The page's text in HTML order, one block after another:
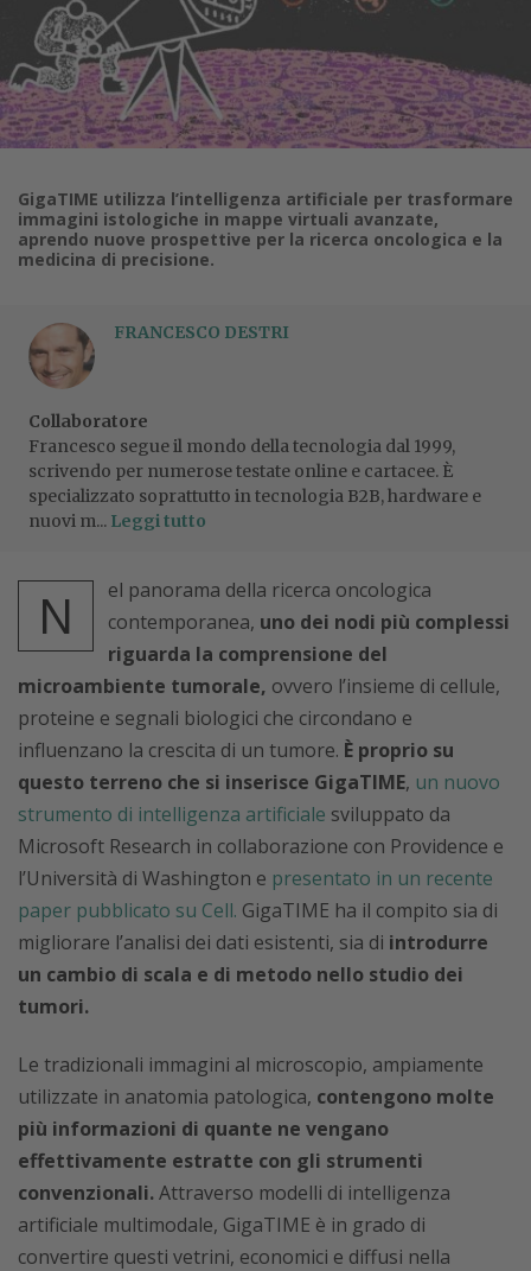
GigaTIME utilizza l’intelligenza artificiale per trasformare
immagini istologiche in mappe virtuali avanzate,
aprendo nuove prospettive per la ricerca oncologica e la
medicina di precisione.
FRANCESCO DESTRI
Collaboratore
Francesco segue il mondo della tecnologia dal 1999,
scrivendo per numerose testate online e cartacee. È
specializzato soprattutto in tecnologia B2B, hardware e
nuovi m... Leggi tutto
N
el panorama della ricerca oncologica
contemporanea, uno dei nodi più complessi
riguarda la comprensione del
microambiente tumorale, ovvero l’insieme di cellule,
proteine e segnali biologici che circondano e
influenzano la crescita di un tumore. È proprio su
questo terreno che si inserisce GigaTIME, un nuovo
strumento di intelligenza artificiale sviluppato da
Microsoft Research in collaborazione con Providence e
l’Università di Washington e presentato in un recente
paper pubblicato su Cell. GigaTIME ha il compito sia di
migliorare l’analisi dei dati esistenti, sia di introdurre
un cambio di scala e di metodo nello studio dei
tumori.
Le tradizionali immagini al microscopio, ampiamente
utilizzate in anatomia patologica, contengono molte
più informazioni di quante ne vengano
effettivamente estratte con gli strumenti
convenzionali.Attraverso modelli di intelligenza
artificiale multimodale, GigaTIME è in grado di
convertire questi vetrini, economici e diffusi nella